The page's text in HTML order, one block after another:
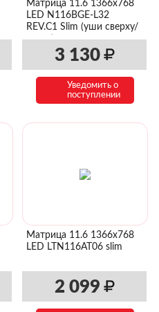
Матрица 11.6 1366x768
LED N116BGE-L32
REV.C1 Slim (уши сверху/
снизу)
3 130
Уведомить о
поступлении
Матрица 11.6 1366x768
LED LTN116AT06 slim
2 099